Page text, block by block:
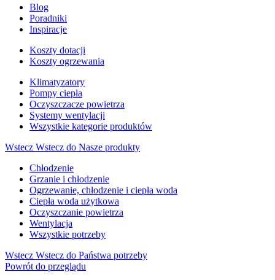
Blog
Poradniki
Inspiracje
Koszty dotacji
Koszty ogrzewania
Klimatyzatory
Pompy ciepła
Oczyszczacze powietrza
Systemy wentylacji
Wszystkie kategorie produktów
Wstecz Wstecz do Nasze produkty
Chłodzenie
Grzanie i chłodzenie
Ogrzewanie, chłodzenie i ciepła woda
Ciepła woda użytkowa
Oczyszczanie powietrza
Wentylacja
Wszystkie potrzeby
Wstecz Wstecz do Państwa potrzeby
Powrót do przeglądu